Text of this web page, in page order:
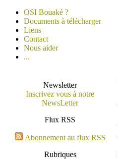
OSI Bouaké ?
Documents à télécharger
Liens
Contact
Nous aider
...
Newsletter
Inscrivez vous à notre
NewsLetter
Flux RSS
Abonnement au flux RSS
Rubriques